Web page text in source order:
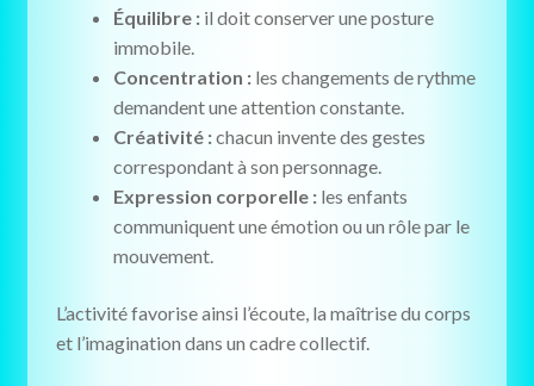
Équilibre :il doit conserver une posture
immobile.
Concentration :les changements de rythme
demandent une attention constante.
Créativité :chacun invente des gestes
correspondant à son personnage.
Expression corporelle :les enfants
communiquent une émotion ou un rôle par le
mouvement.
L’activité favorise ainsi l’écoute, la maîtrise du corps
et l’imagination dans un cadre collectif.